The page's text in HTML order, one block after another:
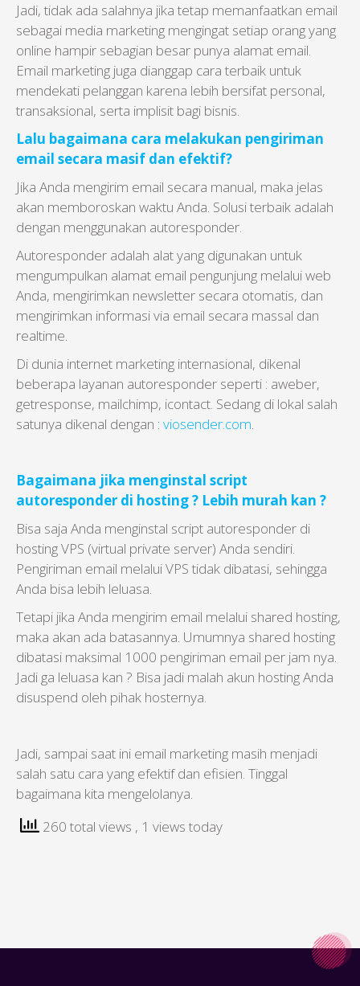
Jadi, tidak ada salahnya jika tetap memanfaatkan email
sebagai media marketing mengingat setiap orang yang
online hampir sebagian besar punya alamat email.
Email marketing juga dianggap cara terbaik untuk
mendekati pelanggan karena lebih bersifat personal,
transaksional, serta implisit bagi bisnis.
Lalu bagaimana cara melakukan pengiriman
email secara masif dan efektif?
Jika Anda mengirim email secara manual, maka jelas
akan memboroskan waktu Anda. Solusi terbaik adalah
dengan menggunakan autoresponder.
Autoresponder adalah alat yang digunakan untuk
mengumpulkan alamat email pengunjung melalui web
Anda, mengirimkan newsletter secara otomatis, dan
mengirimkan informasi via email secara massal dan
realtime.
Di dunia internet marketing internasional, dikenal
beberapa layanan autoresponder seperti : aweber,
getresponse, mailchimp, icontact. Sedang di lokal salah
satunya dikenal dengan : viosender.com.
Bagaimana jika menginstal script
autoresponder di hosting ? Lebih murah kan ?
Bisa saja Anda menginstal script autoresponder di
hosting VPS (virtual private server) Anda sendiri.
Pengiriman email melalui VPS tidak dibatasi, sehingga
Anda bisa lebih leluasa.
Tetapi jika Anda mengirim email melalui shared hosting,
maka akan ada batasannya. Umumnya shared hosting
dibatasi maksimal 1000 pengiriman email per jam nya.
Jadi ga leluasa kan ? Bisa jadi malah akun hosting Anda
disuspend oleh pihak hosternya.
Jadi, sampai saat ini email marketing masih menjadi
salah satu cara yang efektif dan efisien. Tinggal
bagaimana kita mengelolanya.
260 total views , 1 views today